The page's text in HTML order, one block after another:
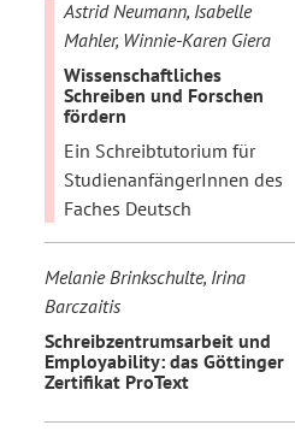
Astrid Neumann, Isabelle
Mahler, Winnie-Karen Giera
Wissenschaftliches
Schreiben und Forschen
fördern
Ein Schreibtutorium für
StudienanfängerInnen des
Faches Deutsch
Melanie Brinkschulte, Irina
Barczaitis
Schreibzentrumsarbeit und
Employability: das Göttinger
Zertifikat ProText